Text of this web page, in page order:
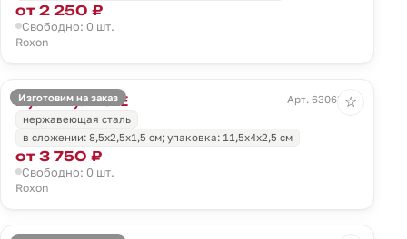
от 2 250 ₽
Свободно: 0 шт.
Roxon
Изготовим на заказ
Мультитул KS2E
Арт. 63063.30
нержавеющая сталь
в сложении: 8,5х2,5х1,5 см; упаковка: 11,5х4х2,5 см
от 3 750 ₽
Свободно: 0 шт.
Roxon
☆